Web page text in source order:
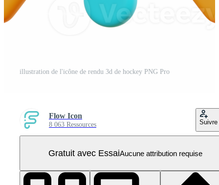
illustration de l'icône de rendu 3d de hockey PNG Pro
Flow Icon
8 063 Ressources Suivre
Gratuit avec EssaiAucune attribution requise